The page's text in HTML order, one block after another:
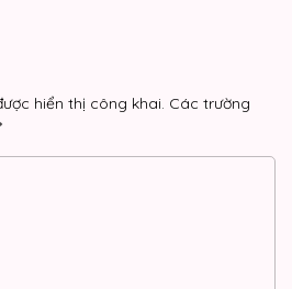
hiển thị công khai. Các trường